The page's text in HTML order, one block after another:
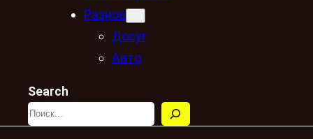
Разное
Досуг
Авто
Search